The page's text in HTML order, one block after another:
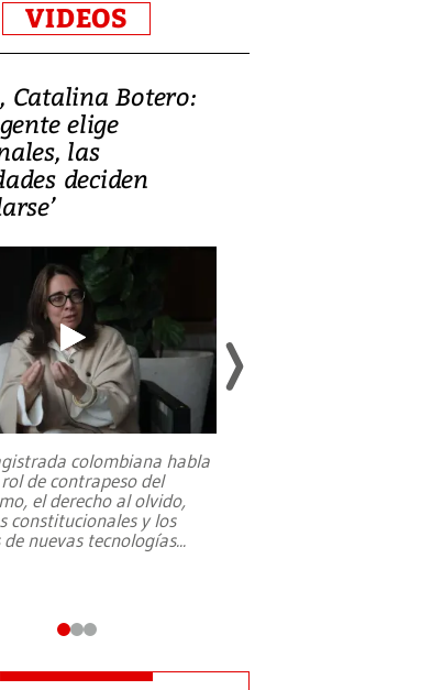
VIDEOS
Catalina Botero:
elige
las
deciden
colombiana habla
de contrapeso del
el derecho al olvido,
constitucionales y los
de nuevas tecnologías...